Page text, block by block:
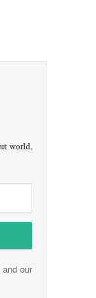
world,
and our